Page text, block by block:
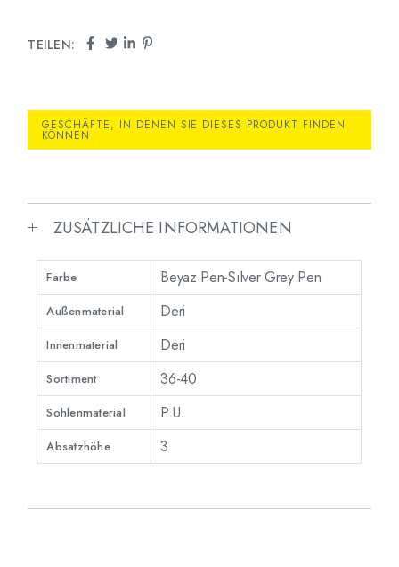
TEILEN:
GESCHÄFTE, IN DENEN SIE DIESES PRODUKT FINDEN
KÖNNEN
ZUSÄTZLICHE INFORMATIONEN
Farbe Beyaz Pen-Sılver Grey Pen
Außenmaterial Deri
Innenmaterial Deri
Sortiment 36-40
Sohlenmaterial P.U.
Absatzhöhe 3